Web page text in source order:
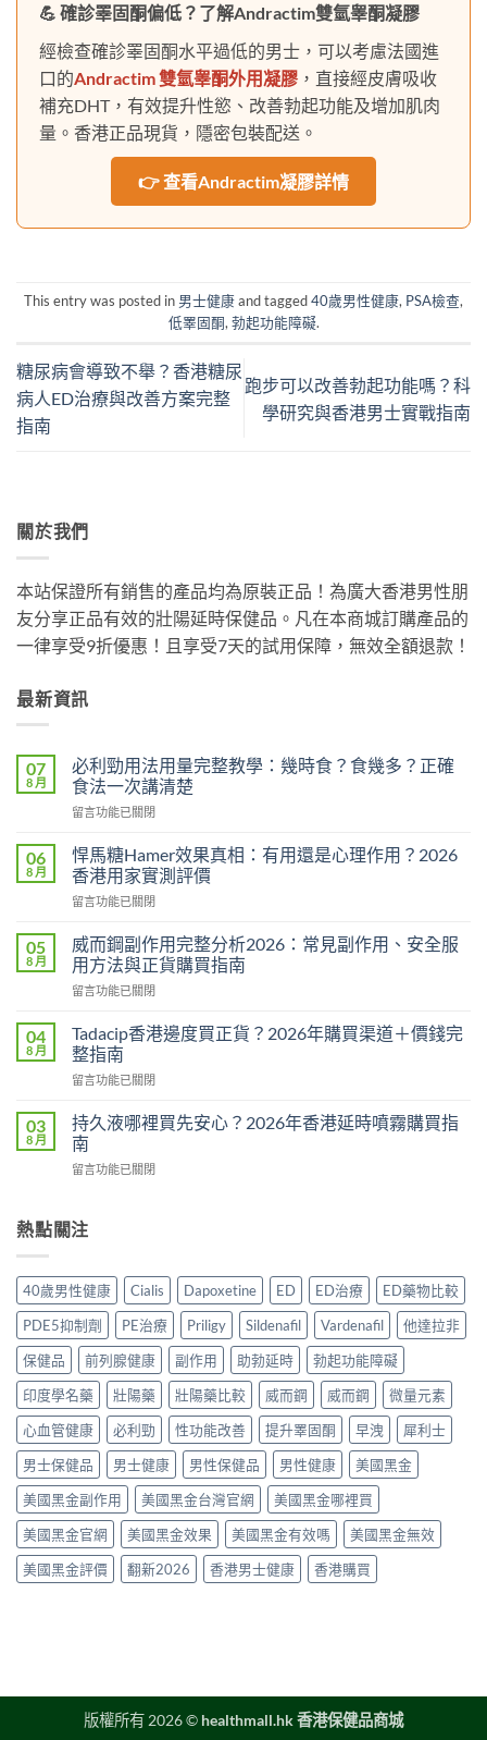
💪 確診睪固酮偏低？了解Andractim雙氫睾酮凝膠
經檢查確診睪固酮水平過低的男士，可以考慮法國進
口的Andractim 雙氫睾酮外用凝膠 ，直接經皮膚吸收
補充DHT，有效提升性慾、改善勃起功能及增加肌肉
量。香港正品現貨，隱密包裝配送。
👉 查看Andractim凝膠詳情
This entry was posted in 男士健康and tagged40歲男性健康, PSA檢查,
低睪固酮,勃起功能障礙.
糖尿病會導致不舉？香港糖尿
病人ED治療與改善方案完整
指南
跑步可以改善勃起功能嗎？科
學研究與香港男士實戰指南
關於我們
本站保證所有銷售的產品均為原裝正品！為廣大香港男性朋
友分享正品有效的壯陽延時保健品。凡在本商城訂購產品的
一律享受9折優惠！且享受7天的試用保障，無效全額退款！
最新資訊
07
8 月
必利勁用法用量完整教學：幾時食？食幾多？正確
食法一次講清楚
在
利
勁
用
法
量
完
整
教
幾
時
食
多？
正
確
一
次
清
楚〉
中
留言功能已關閉
06
8 月
悍馬糖Hamer效果真相：有用還是心理作用？2026
香港用家實測評價
在
馬
糖
Hamer
效
真
相：
用
是
心
作
香
家
實
測
評
價〉
中
留言功能已關閉
05
8 月
威而鋼副作用完整分析2026：常見副作用、安全服
用方法與正貨購買指南
在
而
鋼
副
作
完
整
分
析
見
用、
安
全
服
方
法
與
正
貨
購
買
指
南〉
中
留言功能已關閉
04
8 月
Tadacip香港邊度買正貨？2026年購買渠道＋價錢完
整指南
在
香
港
邊
度
貨？
購
買
渠
道
價
錢
完
整
指
南〉
中
留言功能已關閉
03
8 月
持久液哪裡買先安心？2026年香港延時噴霧購買指
南
在
液
哪
買
先
安
心？
2026
年
香
港
延
時
噴
霧
購
買
指
南〉
中
留言功能已關閉
熱點關注
40歲男性健康 Cialis Dapoxetine ED ED治療
ED藥物比較
PDE5抑制劑
PE治療 Priligy Sildenafil Vardenafil
他達拉非
保健品
前列腺健康 副作用 助勃延時
勃起功能障礙
印度學名藥
壯陽藥 壯陽藥比較 威而鋼 威而鋼
微量元素
心血管健康
必利勁 性功能改善 提升睪固酮 早洩
犀利士
男士保健品
男士健康 男性保健品 男性健康
美國黑金
美國黑金副作用
美國黑金台灣官網
美國黑金哪裡買
美國黑金官網
美國黑金效果 美國黑金有效嗎
美國黑金無效
美國黑金評價
翻新2026 香港男士健康 香港購買
版權所有 2026 © healthmall.hk 香港保健品商城